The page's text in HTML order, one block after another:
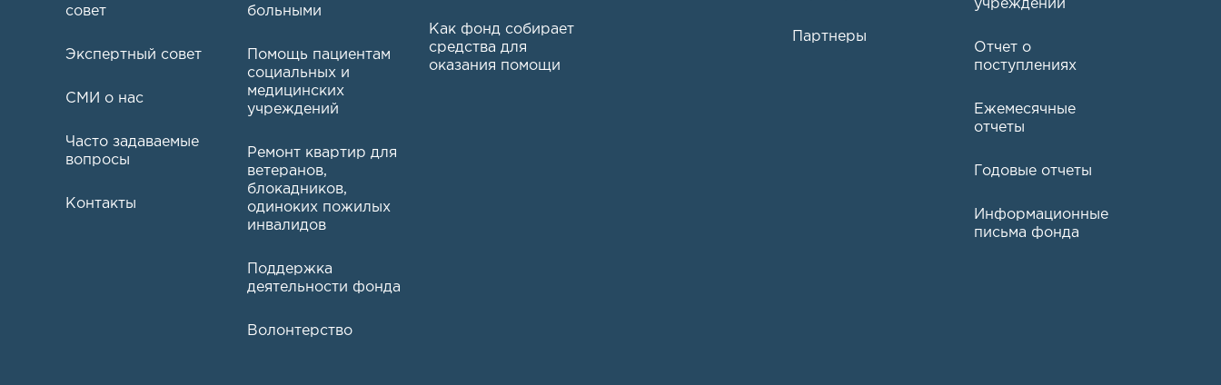
совет
Экспертный совет
СМИ о нас
Часто задаваемые
вопросы
Контакты
больными
Помощь пациентам
социальных и
медицинских
учреждений
Ремонт квартир для
ветеранов,
блокадников,
одиноких пожилых
инвалидов
Поддержка
деятельности фонда
Волонтерство
Как фонд собирает
средства для
оказания помощи
Партнеры
учреждений
Отчет о
поступлениях
Ежемесячные
отчеты
Годовые отчеты
Информационные
письма фонда